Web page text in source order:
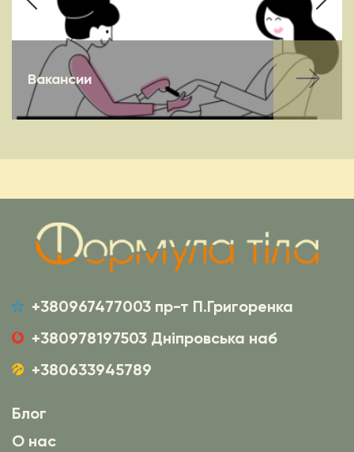
Вакансии
+380967477003 пр-т П.Григоренка
+380978197503 Дніпровська наб
+380633945789
Блог
О нас